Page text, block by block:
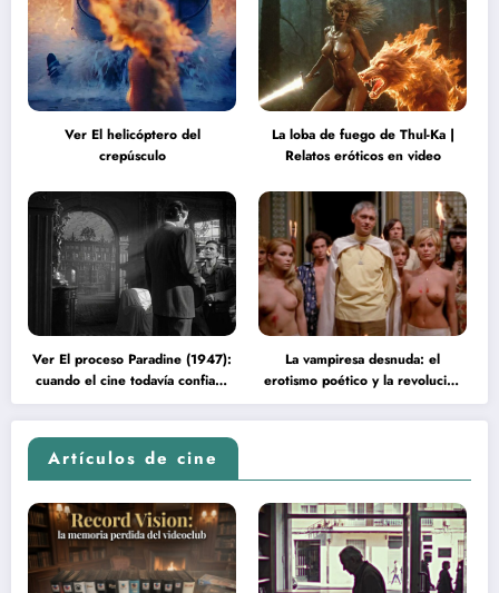
Ver El helicóptero del
crepúsculo
La loba de fuego de Thul-Ka |
Relatos eróticos en video
Ver El proceso Paradine (1947):
cuando el cine todavía confiaba
en la inteligencia del espectador
La vampiresa desnuda: el
erotismo poético y la revolución
psicodélica de Jean Rollin
Artículos de cine